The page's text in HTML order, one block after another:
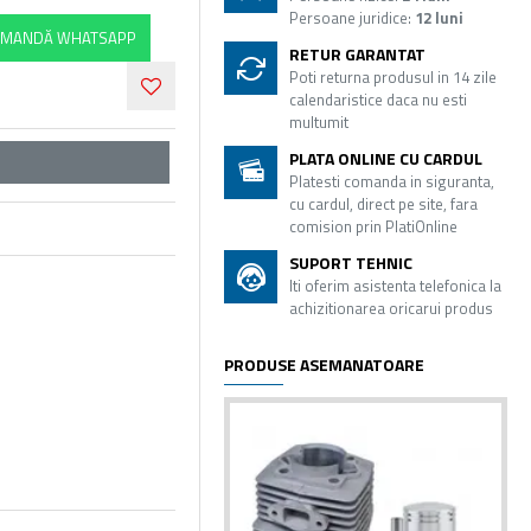
WHATSAPP
Persoane juridice: 12 luni
RETUR GARANTAT
Poti returna produsul in 14 zile
calendaristice daca nu esti
multumit
PLATA ONLINE CU CARDUL
Platesti comanda in siguranta,
cu cardul, direct pe site, fara
comision prin PlatiOnline
SUPORT TEHNIC
Iti oferim asistenta telefonica la
achizitionarea oricarui produs
PRODUSE ASEMANATOARE